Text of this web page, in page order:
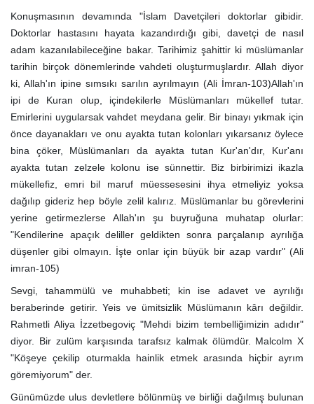
Konuşmasının devamında "İslam Davetçileri doktorlar gibidir.
Doktorlar hastasını hayata kazandırdığı gibi, davetçi de nasıl
adam kazanılabileceğine bakar. Tarihimiz şahittir ki müslümanlar
tarihin birçok dönemlerinde vahdeti oluşturmuşlardır. Allah diyor
ki, Allah'ın ipine sımsıkı sarılın ayrılmayın (Ali İmran-103)Allah'ın
ipi de Kuran olup, içindekilerle Müslümanları mükellef tutar.
Emirlerini uygularsak vahdet meydana gelir. Bir binayı yıkmak için
önce dayanakları ve onu ayakta tutan kolonları yıkarsanız öylece
bina çöker, Müslümanları da ayakta tutan Kur'an'dır, Kur'anı
ayakta tutan zelzele kolonu ise sünnettir. Biz birbirimizi ikazla
mükellefiz, emri bil maruf müessesesini ihya etmeliyiz yoksa
dağılıp gideriz hep böyle zelil kalırız. Müslümanlar bu görevlerini
yerine getirmezlerse Allah'ın şu buyruğuna muhatap olurlar:
"Kendilerine apaçık deliller geldikten sonra parçalanıp ayrılığa
düşenler gibi olmayın. İşte onlar için büyük bir azap vardır" (Ali
imran-105)
Sevgi, tahammülü ve muhabbeti; kin ise adavet ve ayrılığı
beraberinde getirir. Yeis ve ümitsizlik Müslümanın kârı değildir.
Rahmetli Aliya İzzetbegoviç "Mehdi bizim tembelliğimizin adıdır"
diyor. Bir zulüm karşısında tarafsız kalmak ölümdür. Malcolm X
"Köşeye çekilip oturmakla hainlik etmek arasında hiçbir ayrım
göremiyorum" der.
Günümüzde ulus devletlere bölünmüş ve birliği dağılmış bulunan